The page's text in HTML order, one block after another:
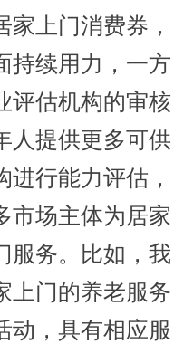
上门消费券，
持续用力，一方
评估机构的审核
人提供更多可供
行能力评估，
市场主体为居家
服务。比如，我
上门的养老服务
动，具有相应服